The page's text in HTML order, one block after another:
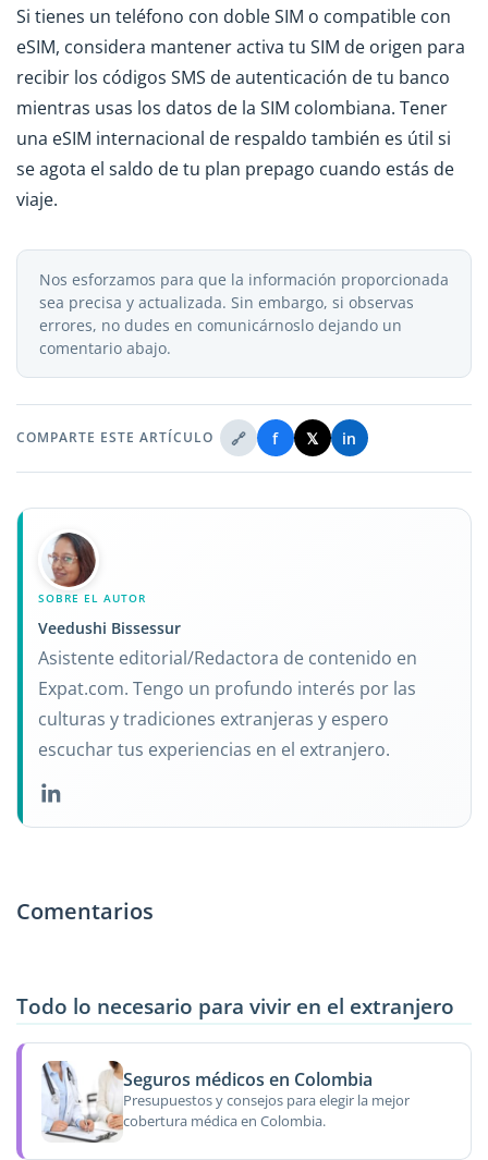
Si tienes un teléfono con doble SIM o compatible con
eSIM, considera mantener activa tu SIM de origen para
recibir los códigos SMS de autenticación de tu banco
mientras usas los datos de la SIM colombiana. Tener
una eSIM internacional de respaldo también es útil si
se agota el saldo de tu plan prepago cuando estás de
viaje.
Nos esforzamos para que la información proporcionada
sea precisa y actualizada. Sin embargo, si observas
errores, no dudes en comunicárnoslo dejando un
comentario abajo.
COMPARTE ESTE ARTÍCULO 🔗 f 𝕏 in
SOBRE EL AUTOR
Veedushi Bissessur
Asistente editorial/Redactora de contenido en
Expat.com. Tengo un profundo interés por las
culturas y tradiciones extranjeras y espero
escuchar tus experiencias en el extranjero.
Comentarios
Todo lo necesario para vivir en el extranjero
Seguros médicos en Colombia
Presupuestos y consejos para elegir la mejor
cobertura médica en Colombia.